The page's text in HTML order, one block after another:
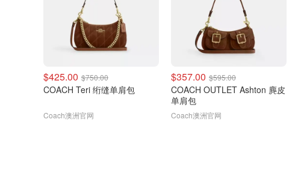
$425.00 $750.00
COACH Teri 绗缝单肩包
Coach澳洲官网
$357.00 $595.00
COACH OUTLET Ashton 麂皮
单肩包
Coach澳洲官网